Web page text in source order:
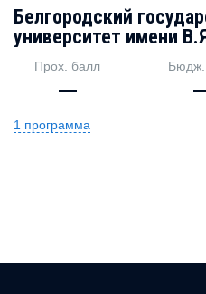
Белгородский
университет имени
Прох. балл
—
Бюдж.
1 программа